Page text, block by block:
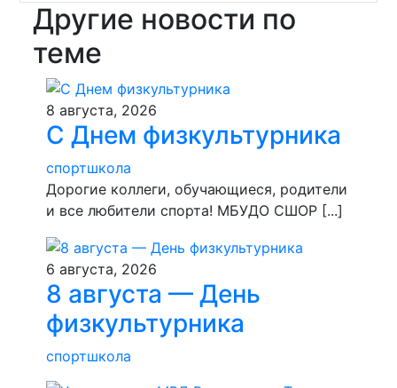
Другие новости по
теме
8 августа, 2026
С Днем физкультурника
спортшкола
Дорогие коллеги, обучающиеся, родители
и все любители спорта! МБУДО СШОР [...]
6 августа, 2026
8 августа — День
физкультурника
спортшкола